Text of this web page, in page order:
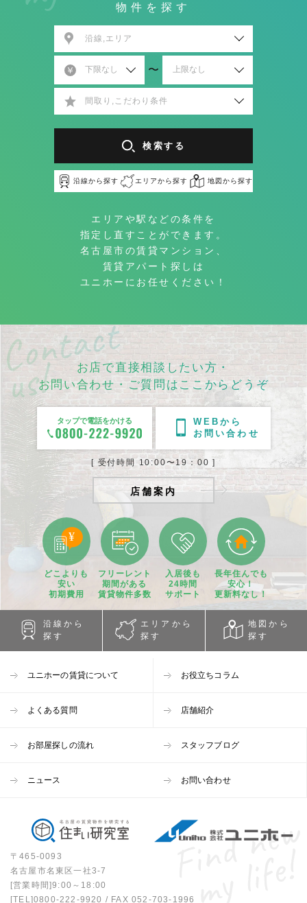
物件を探す
沿線,エリア
〜
間取り,こだわり条件
検索する
沿線から探す エリアから探す 地図から探す
エリアや駅などの条件を
指定し直すことができます。
名古屋市の賃貸マンション、
賃貸アパート探しは
ユニホーにお任せください！
お店で直接相談したい方・
お問い合わせ・ご質問はここからどうぞ
タップで電話をかける
WEBから
お問い合わせ
[ 受付時間 10:00〜19：00 ]
店舗案内
どこよりも
安い
初期費用
フリーレント
期間がある
賃貸物件多数
入居後も
24時間
サポート
長年住んでも
安心！
更新料なし！
沿線から
探す
エリアから
探す
地図から
探す
ユニホーの賃貸について お役立ちコラム
よくある質問 店舗紹介
お部屋探しの流れ スタッフブログ
ニュース お問い合わせ
〒465-0093
名古屋市名東区一社3-7
[営業時間]9:00～18:00
[TEL]0800-222-9920 / FAX 052-703-1996